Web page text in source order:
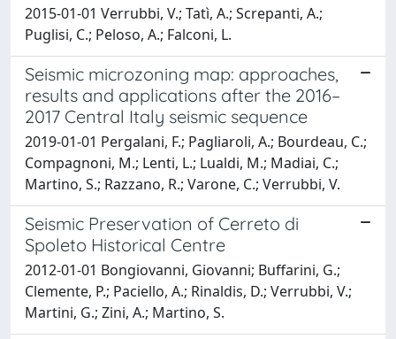
2015-01-01 Verrubbi, V.; Tatì, A.; Screpanti, A.;
Puglisi, C.; Peloso, A.; Falconi, L.
Seismic microzoning map: approaches,
results and applications after the 2016–
2017 Central Italy seismic sequence
2019-01-01 Pergalani, F.; Pagliaroli, A.; Bourdeau, C.;
Compagnoni, M.; Lenti, L.; Lualdi, M.; Madiai, C.;
Martino, S.; Razzano, R.; Varone, C.; Verrubbi, V.
Seismic Preservation of Cerreto di
Spoleto Historical Centre
2012-01-01 Bongiovanni, Giovanni; Buffarini, G.;
Clemente, P.; Paciello, A.; Rinaldis, D.; Verrubbi, V.;
Martini, G.; Zini, A.; Martino, S.